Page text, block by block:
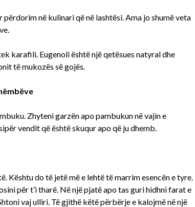
në kulinari që në lashtësi. Ama jo shumë veta
karafili. Eugenoli është një qetësues natyral dhe
të mukozës së gojës.
Zhyteni garzën apo pambukun në vajin e
vendit që është skuqur apo që ju dhemb.
Kështu do të jetë më e lehtë të marrim esencën e tyre.
për t’i tharë. Në një pjatë apo tas guri hidhni farat e
vaj ulliri. Të gjithë këtë përbërje e kalojmë në një